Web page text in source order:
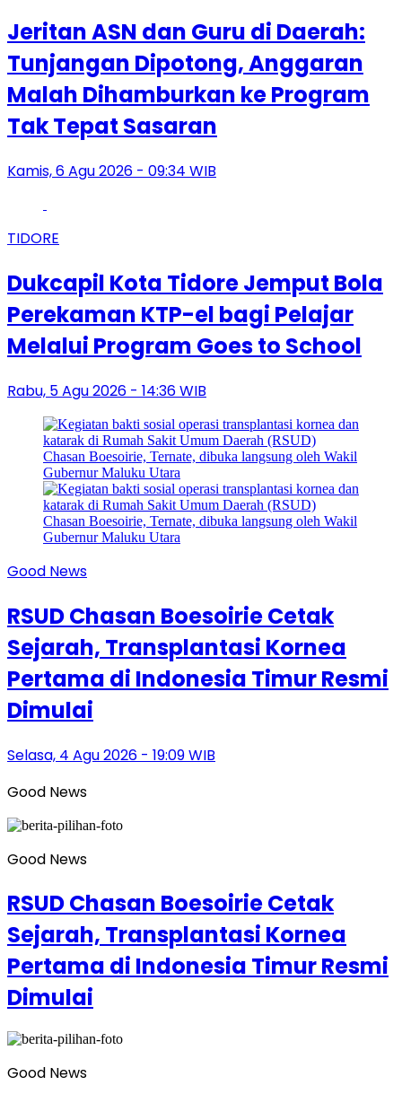
Jeritan ASN dan Guru di Daerah:
Tunjangan Dipotong, Anggaran
Malah Dihamburkan ke Program
Tak Tepat Sasaran
Kamis, 6 Agu 2026 - 09:34 WIB
TIDORE
Dukcapil Kota Tidore Jemput Bola
Perekaman KTP-el bagi Pelajar
Melalui Program Goes to School
Rabu, 5 Agu 2026 - 14:36 WIB
Good News
RSUD Chasan Boesoirie Cetak
Sejarah, Transplantasi Kornea
Pertama di Indonesia Timur Resmi
Dimulai
Selasa, 4 Agu 2026 - 19:09 WIB
Good News
Good News
RSUD Chasan Boesoirie Cetak
Sejarah, Transplantasi Kornea
Pertama di Indonesia Timur Resmi
Dimulai
Good News